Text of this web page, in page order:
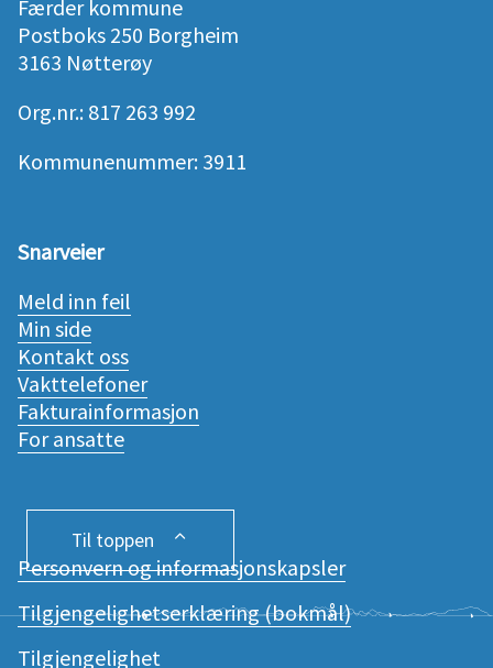
Færder kommune
Postboks 250 Borgheim
3163 Nøtterøy
Org.nr.: 817 263 992
Kommunenummer: 3911
Snarveier
Meld inn feil
Min side
Kontakt oss
Vakttelefoner
Fakturainformasjon
For ansatte
Personvern og informasjonskapsler
Tilgjengelighetserklæring (bokmål)
Tilgjengelighet
Til toppen